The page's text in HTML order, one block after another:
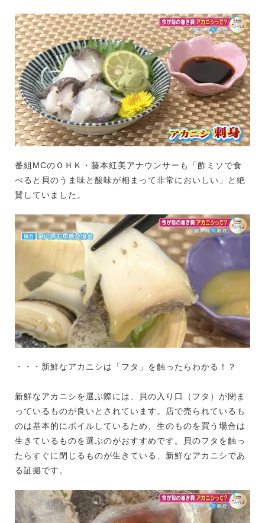
番組MCのＯＨＫ・藤本紅美アナウンサーも「酢ミソで食
べると貝のうま味と酸味が相まって非常においしい」と絶
賛していました。
・・・新鮮なアカニシは「フタ」を触ったらわかる！？
新鮮なアカニシを選ぶ際には、貝の入り口（フタ）が閉ま
っているものが良いとされています。店で売られているも
のは基本的にボイルしているため、生のものを買う場合は
生きているものを選ぶのがおすすめです。貝のフタを触っ
たらすぐに閉じるものが生きている、新鮮なアカニシであ
る証拠です。